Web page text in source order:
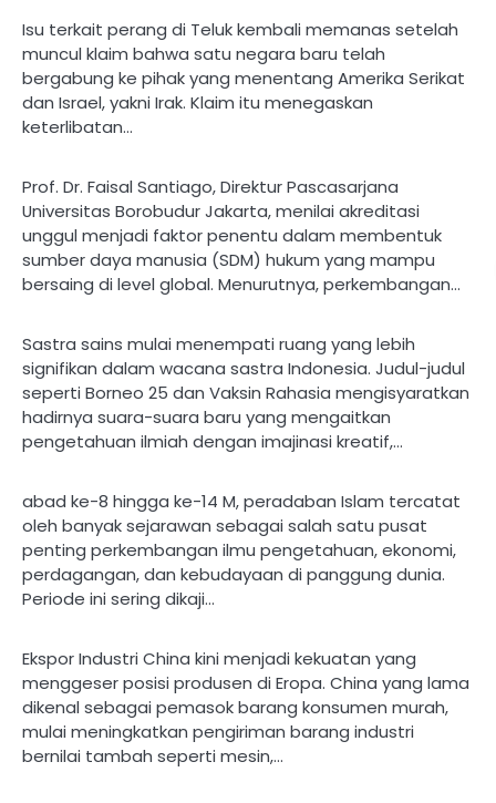
Isu terkait perang di Teluk kembali memanas setelah
muncul klaim bahwa satu negara baru telah
bergabung ke pihak yang menentang Amerika Serikat
dan Israel, yakni Irak. Klaim itu menegaskan
keterlibatan…
Prof. Dr. Faisal Santiago, Direktur Pascasarjana
Universitas Borobudur Jakarta, menilai akreditasi
unggul menjadi faktor penentu dalam membentuk
sumber daya manusia (SDM) hukum yang mampu
bersaing di level global. Menurutnya, perkembangan…
Sastra sains mulai menempati ruang yang lebih
signifikan dalam wacana sastra Indonesia. Judul-judul
seperti Borneo 25 dan Vaksin Rahasia mengisyaratkan
hadirnya suara-suara baru yang mengaitkan
pengetahuan ilmiah dengan imajinasi kreatif,…
abad ke-8 hingga ke-14 M, peradaban Islam tercatat
oleh banyak sejarawan sebagai salah satu pusat
penting perkembangan ilmu pengetahuan, ekonomi,
perdagangan, dan kebudayaan di panggung dunia.
Periode ini sering dikaji…
Ekspor Industri China kini menjadi kekuatan yang
menggeser posisi produsen di Eropa. China yang lama
dikenal sebagai pemasok barang konsumen murah,
mulai meningkatkan pengiriman barang industri
bernilai tambah seperti mesin,…